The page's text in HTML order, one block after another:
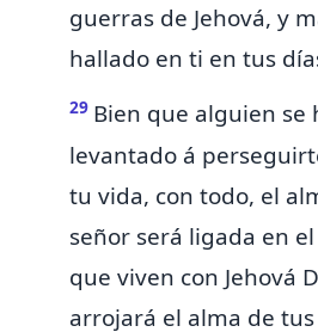
guerras de Jehová, y
hallado en ti en tus
29 Bien que alguien se
levantado á
tu vida, con todo, el
señor será ligada en
que viven con Jehová
arrojará el alma de